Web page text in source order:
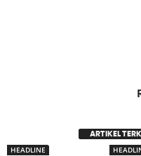
ARTIKEL
HEADLINE